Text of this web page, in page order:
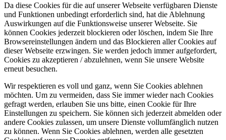
Da diese Cookies für die auf unserer Webseite verfügbaren Dienste
und Funktionen unbedingt erforderlich sind, hat die Ablehnung
Auswirkungen auf die Funktionsweise unserer Webseite. Sie
können Cookies jederzeit blockieren oder löschen, indem Sie Ihre
Browsereinstellungen ändern und das Blockieren aller Cookies auf
dieser Webseite erzwingen. Sie werden jedoch immer aufgefordert,
Cookies zu akzeptieren / abzulehnen, wenn Sie unsere Website
erneut besuchen.
Wir respektieren es voll und ganz, wenn Sie Cookies ablehnen
möchten. Um zu vermeiden, dass Sie immer wieder nach Cookies
gefragt werden, erlauben Sie uns bitte, einen Cookie für Ihre
Einstellungen zu speichern. Sie können sich jederzeit abmelden oder
andere Cookies zulassen, um unsere Dienste vollumfänglich nutzen
zu können. Wenn Sie Cookies ablehnen, werden alle gesetzten